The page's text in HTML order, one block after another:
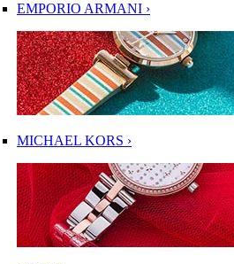
EMPORIO ARMANI ›
MICHAEL KORS ›